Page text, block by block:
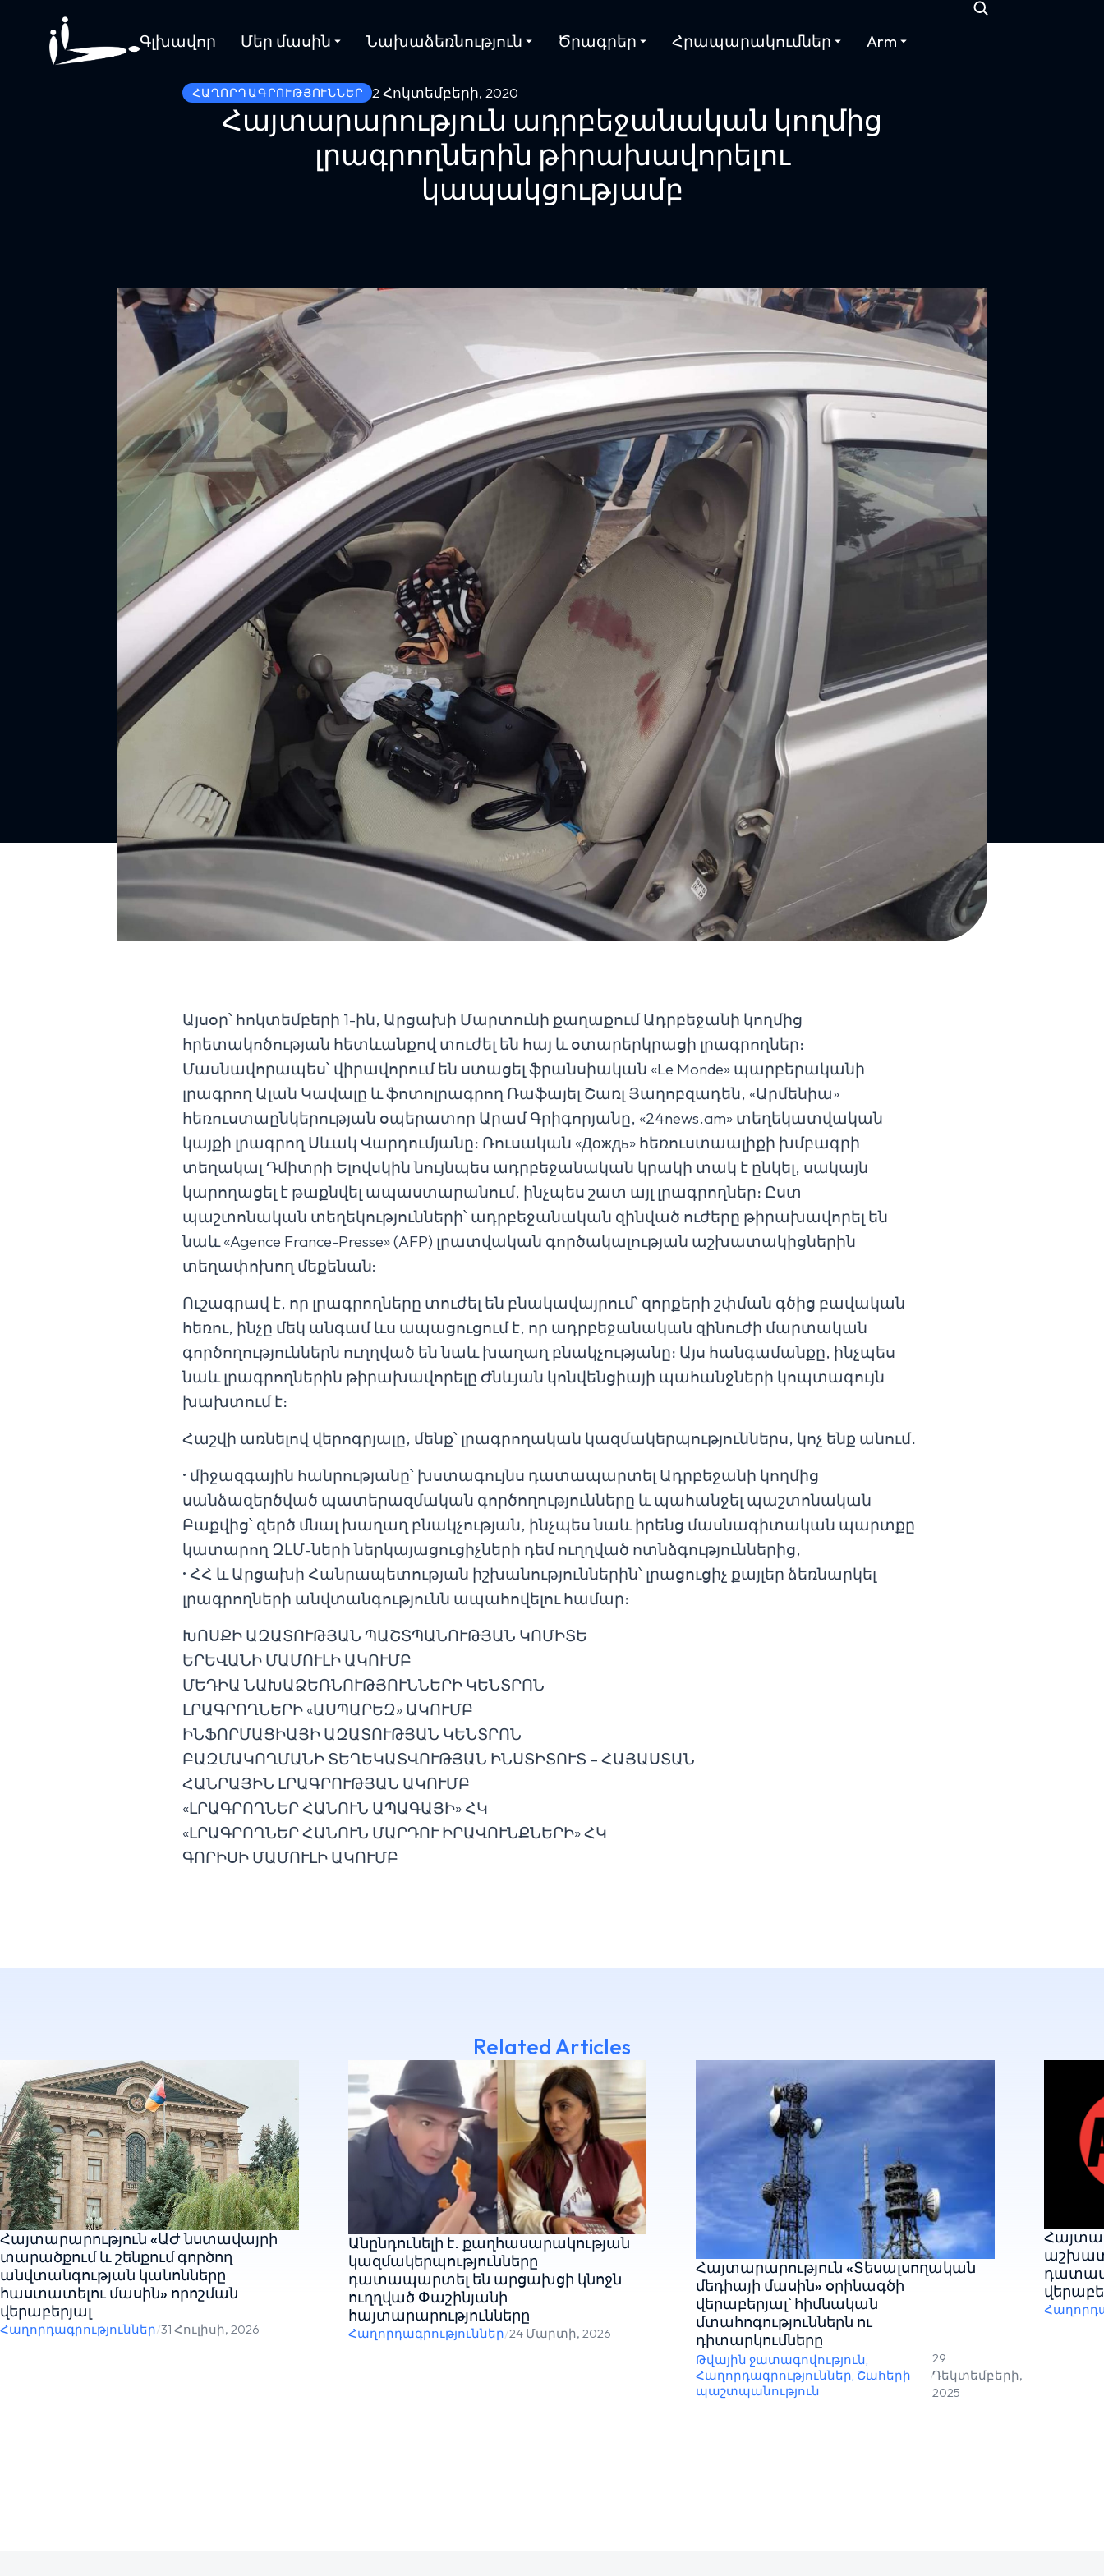
Գլխավոր Մեր մասին Նախաձեռնություն Ծրագրեր Հրապարակումներ Arm
ՀԱՂՈՐԴԱԳՐՈՒԹՅՈՒՆՆԵՐ 2 Հոկտեմբերի, 2020
Հայտարարություն ադրբեջանական կողմից
լրագրողներին թիրախավորելու
կապակցությամբ
Այսօր՝ հոկտեմբերի 1-ին, Արցախի Մարտունի քաղաքում Ադրբեջանի կողմից
հրետակոծության հետևանքով տուժել են հայ և օտարերկրացի լրագրողներ։
Մասնավորապես՝ վիրավորում են ստացել ֆրանսիական «Le Monde» պարբերականի
լրագրող Ալան Կավալը և ֆոտոլրագրող Ռաֆայել Շառլ Յաղոբզադեն, «Արմենիա»
հեռուստաընկերության օպերատոր Արամ Գրիգորյանը, «24news.am» տեղեկատվական
կայքի լրագրող Սևակ Վարդումյանը։ Ռուսական «Дождь» հեռուստաալիքի խմբագրի
տեղակալ Դմիտրի Ելովսկին նույնպես ադրբեջանական կրակի տակ է ընկել, սակայն
կարողացել է թաքնվել ապաստարանում, ինչպես շատ այլ լրագրողներ։ Ըստ
պաշտոնական տեղեկությունների՝ ադրբեջանական զինված ուժերը թիրախավորել են
նաև «Agence France-Presse» (AFP) լրատվական գործակալության աշխատակիցներին
տեղափոխող մեքենան:
Ուշագրավ է, որ լրագրողները տուժել են բնակավայրում՝ զորքերի շփման գծից բավական
հեռու, ինչը մեկ անգամ ևս ապացուցում է, որ ադրբեջանական զինուժի մարտական
գործողություններն ուղղված են նաև խաղաղ բնակչությանը։ Այս հանգամանքը, ինչպես
նաև լրագրողներին թիրախավորելը Ժնևյան կոնվենցիայի պահանջների կոպտագույն
խախտում է։
Հաշվի առնելով վերոգրյալը, մենք՝ լրագրողական կազմակերպություններս, կոչ ենք անում․
• միջազգային հանրությանը՝ խստագույնս դատապարտել Ադրբեջանի կողմից
սանձազերծված պատերազմական գործողությունները և պահանջել պաշտոնական
Բաքվից՝ զերծ մնալ խաղաղ բնակչության, ինչպես նաև իրենց մասնագիտական պարտքը
կատարող ԶԼՄ-ների ներկայացուցիչների դեմ ուղղված ոտնձգություններից,
• ՀՀ և Արցախի Հանրապետության իշխանություններին՝ լրացուցիչ քայլեր ձեռնարկել
լրագրողների անվտանգությունն ապահովելու համար։
ԽՈՍՔԻ ԱԶԱՏՈՒԹՅԱՆ ՊԱՇՏՊԱՆՈՒԹՅԱՆ ԿՈՄԻՏԵ
ԵՐԵՎԱՆԻ ՄԱՄՈՒԼԻ ԱԿՈՒՄԲ
ՄԵԴԻԱ ՆԱԽԱՁԵՌՆՈՒԹՅՈՒՆՆԵՐԻ ԿԵՆՏՐՈՆ
ԼՐԱԳՐՈՂՆԵՐԻ «ԱՍՊԱՐԵԶ» ԱԿՈՒՄԲ
ԻՆՖՈՐՄԱՑԻԱՅԻ ԱԶԱՏՈՒԹՅԱՆ ԿԵՆՏՐՈՆ
ԲԱԶՄԱԿՈՂՄԱՆԻ ՏԵՂԵԿԱՏՎՈՒԹՅԱՆ ԻՆՍՏԻՏՈՒՏ – ՀԱՅԱՍՏԱՆ
ՀԱՆՐԱՅԻՆ ԼՐԱԳՐՈՒԹՅԱՆ ԱԿՈՒՄԲ
«ԼՐԱԳՐՈՂՆԵՐ ՀԱՆՈՒՆ ԱՊԱԳԱՅԻ» ՀԿ
«ԼՐԱԳՐՈՂՆԵՐ ՀԱՆՈՒՆ ՄԱՐԴՈՒ ԻՐԱՎՈՒՆՔՆԵՐԻ» ՀԿ
ԳՈՐԻՍԻ ՄԱՄՈՒԼԻ ԱԿՈՒՄԲ
Related Articles
Հայտարարություն «ԱԺ նստավայրի
տարածքում և շենքում գործող
անվտանգության կանոնները
հաստատելու մասին» որոշման
վերաբերյալ
Հաղորդագրություններ/31 Հուլիսի, 2026
Անընդունելի է․ քաղհասարակության
կազմակերպությունները
դատապարտել են արցախցի կնոջն
ուղղված Փաշինյանի
հայտարարությունները
Հաղորդագրություններ/24 Մարտի, 2026
Հայտարարություն «Տեսալսողական
մեդիայի մասին» օրինագծի
վերաբերյալ՝ հիմնական
մտահոգություններն ու
դիտարկումները
Թվային ջատագովություն,
Հաղորդագրություններ, Շահերի
պաշտպանություն
/
29
Դեկտեմբերի,
2025